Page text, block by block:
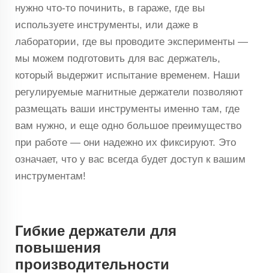
нужно что-то починить, в гараже, где вы
используете инструменты, или даже в
лаборатории, где вы проводите эксперименты —
мы можем подготовить для вас держатель,
который выдержит испытание временем. Наши
регулируемые магнитные держатели позволяют
размещать ваши инструменты именно там, где
вам нужно, и еще одно большое преимущество
при работе — они надежно их фиксируют. Это
означает, что у вас всегда будет доступ к вашим
инструментам!
Гибкие держатели для
повышения
производительности